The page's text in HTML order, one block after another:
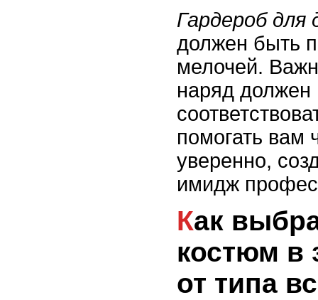
Гардероб для
должен быть
мелочей.
наряд должен
помогать вам
уверенно,
имидж
Как выбрать деловой
костюм в
от типа